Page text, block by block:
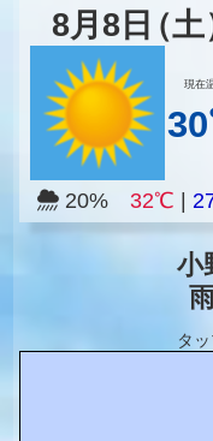
8月8 日（土
現在
20% 32℃
小
タ